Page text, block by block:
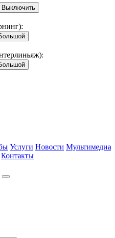
Выключить
Услуги Новости Мультимедиа
Контакты